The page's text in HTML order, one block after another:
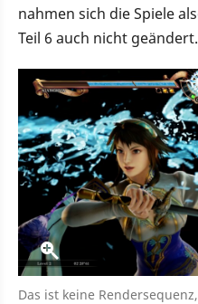
nahmen sich die Spiele
Teil 6 auch nicht geändert.
Das ist keine